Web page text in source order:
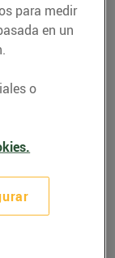
para medir
en un
o